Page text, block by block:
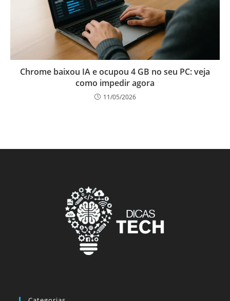
Chrome baixou IA e ocupou 4 GB no seu PC: veja
como impedir agora
11/05/2026